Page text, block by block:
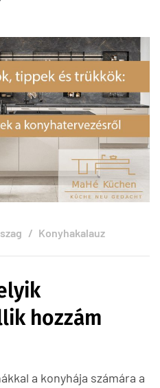
Konyhakalauz
hozzám
a konyhája számára a